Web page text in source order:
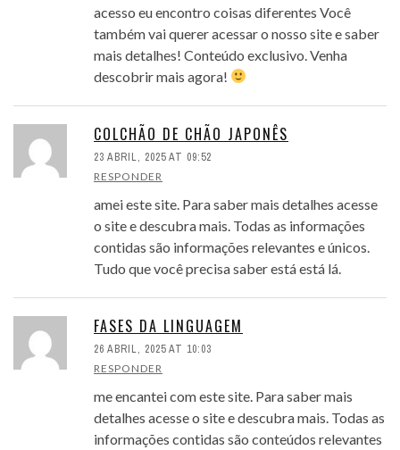
acesso eu encontro coisas diferentes Você
também vai querer acessar o nosso site e saber
mais detalhes! Conteúdo exclusivo. Venha
descobrir mais agora!
COLCHÃO DE CHÃO JAPONÊS
23 ABRIL, 2025 AT 09:52
RESPONDER
amei este site. Para saber mais detalhes acesse
o site e descubra mais. Todas as informações
contidas são informações relevantes e únicos.
Tudo que você precisa saber está está lá.
FASES DA LINGUAGEM
26 ABRIL, 2025 AT 10:03
RESPONDER
me encantei com este site. Para saber mais
detalhes acesse o site e descubra mais. Todas as
informações contidas são conteúdos relevantes